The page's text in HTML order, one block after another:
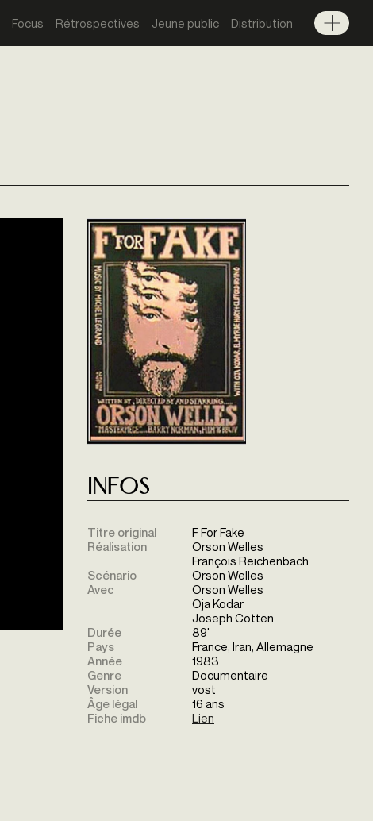
Focus Rétrospectives Jeune public Distribution
Menu
Infos
Titre original
F For Fake
Réalisation
Orson Welles
François Reichenbach
Scénario
Orson Welles
Avec
Orson Welles
Oja Kodar
Joseph Cotten
Durée
89'
Pays
France, Iran, Allemagne
Année
1983
Genre
Documentaire
Version
vost
Âge légal
16 ans
Fiche imdb
Lien